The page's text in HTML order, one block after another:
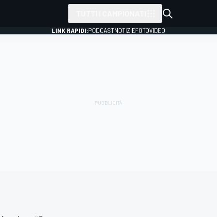
LINK RAPIDI:PODCASTNOTIZIEFOTOVIDEO